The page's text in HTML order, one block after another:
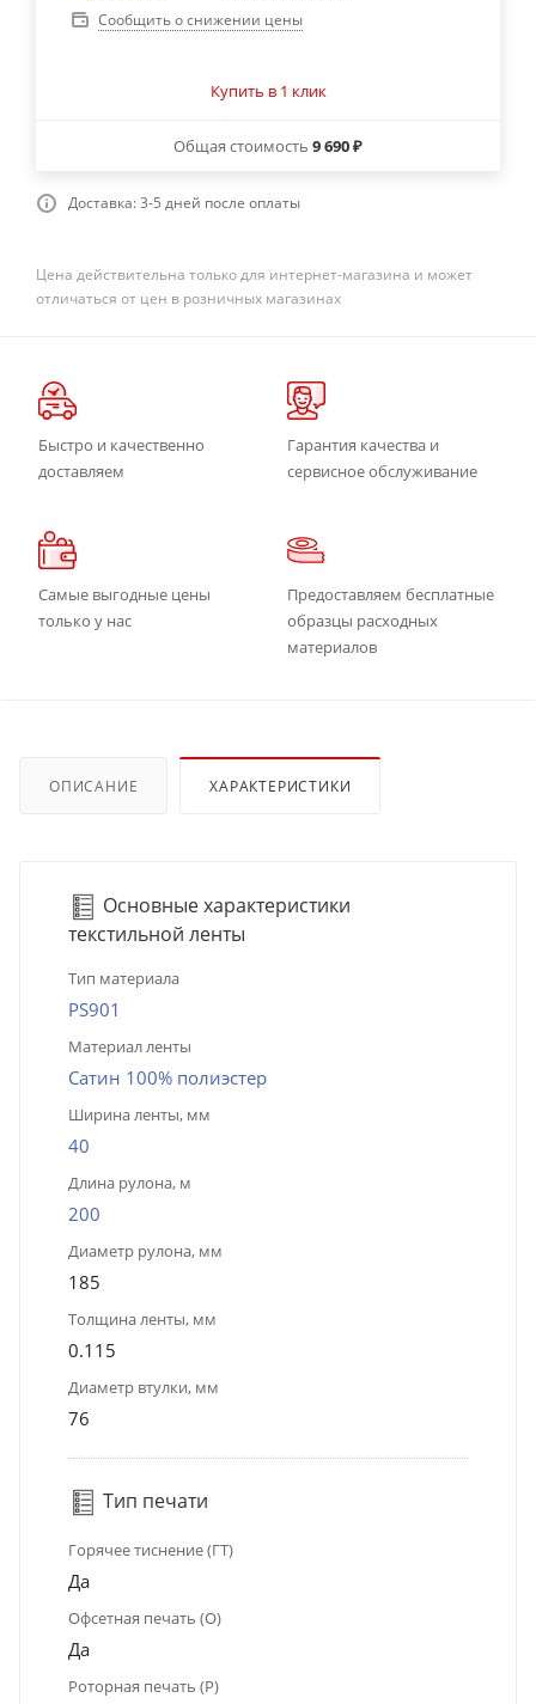
Сообщить о снижении цены
Купить в 1 клик
Общая стоимость 9 690 ₽
Доставка: 3-5 дней после оплаты
Цена действительна только для интернет-магазина и может
отличаться от цен в розничных магазинах
Быстро и качественно
доставляем
Гарантия качества и
сервисное обслуживание
Самые выгодные цены
только у нас
Предоставляем бесплатные
образцы расходных
материалов
ОПИСАНИЕ ХАРАКТЕРИСТИКИ
Основные характеристики
текстильной ленты
Тип материала
PS901
Материал ленты
Сатин 100% полиэстер
Ширина ленты, мм
40
Длина рулона, м
200
Диаметр рулона, мм
185
Толщина ленты, мм
0.115
Диаметр втулки, мм
76
Тип печати
Горячее тиснение (ГТ)
Да
Офсетная печать (О)
Да
Роторная печать (Р)